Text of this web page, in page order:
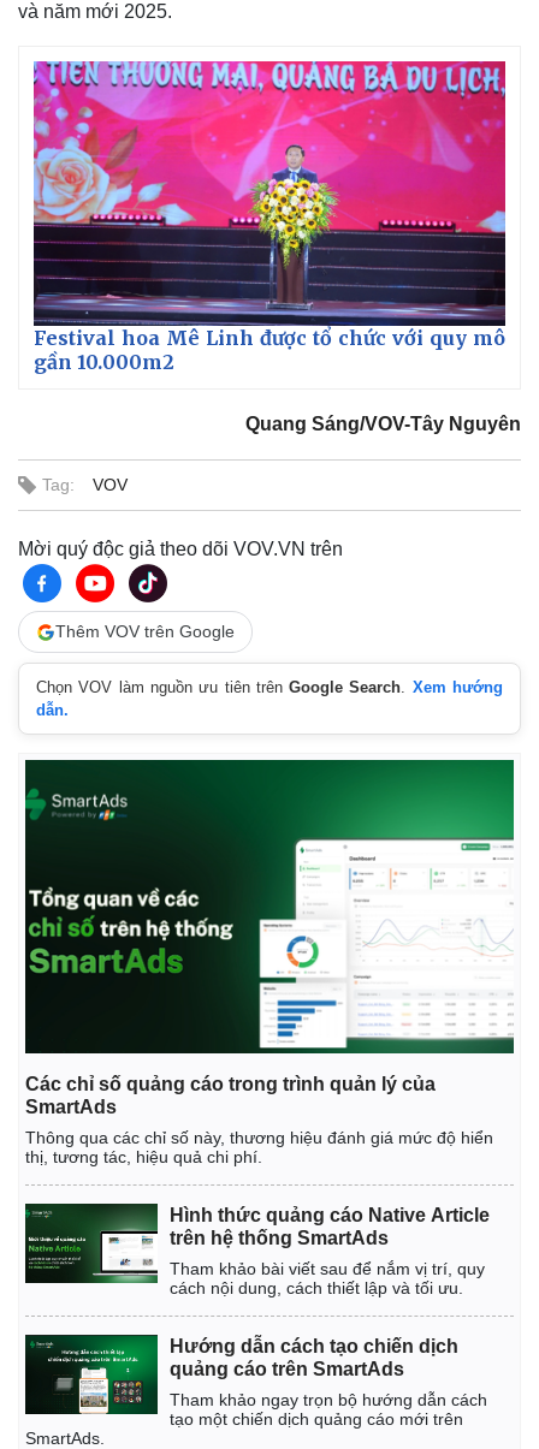
Pháp luật
Vụ án
Tin nóng
Tư vấn luật
Quân sự - Quốc phòng
Vũ khí
Phân tích
và năm mới 2025.
Festival hoa Mê Linh được tổ chức với quy mô
gần 10.000m2
Quang Sáng/VOV-Tây Nguyên
Tag: VOV
Mời quý độc giả theo dõi VOV.VN trên
Thêm VOV trên Google
Chọn VOV làm nguồn ưu tiên trênGoogle Search. Xem hướng
dẫn.
Các chỉ số quảng cáo trong trình quản lý của
SmartAds
Thông qua các chỉ số này, thương hiệu đánh giá mức độ hiển
thị, tương tác, hiệu quả chi phí.
Hình thức quảng cáo Native Article
trên hệ thống SmartAds
Tham khảo bài viết sau để nắm vị trí, quy
cách nội dung, cách thiết lập và tối ưu.
Hướng dẫn cách tạo chiến dịch
quảng cáo trên SmartAds
Tham khảo ngay trọn bộ hướng dẫn cách
tạo một chiến dịch quảng cáo mới trên
SmartAds.